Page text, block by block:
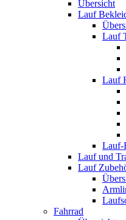
Übersicht
Lauf
Lauf
Lauf
Lauf-
Lauf und
Lauf
Fahrrad